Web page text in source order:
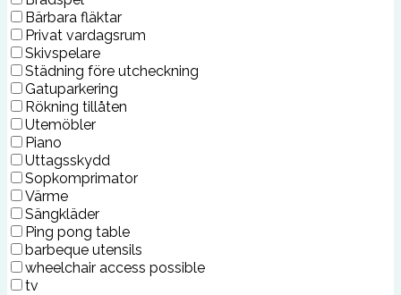
Bärbara fläktar
Privat vardagsrum
Skivspelare
Städning före utcheckning
Gatuparkering
Rökning tillåten
Utemöbler
Piano
Uttagsskydd
Sopkomprimator
Värme
Sängkläder
Ping pong table
barbeque utensils
wheelchair access possible
tv